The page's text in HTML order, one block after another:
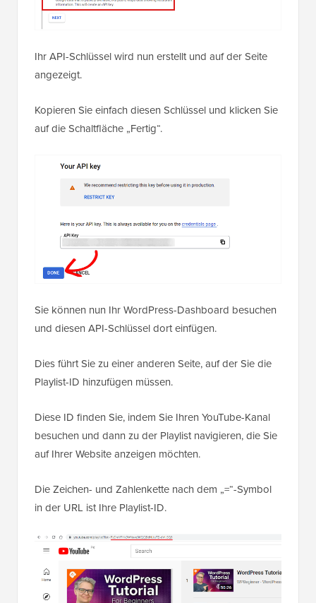
Ihr API-Schlüssel wird nun erstellt und auf der Seite
angezeigt.
Kopieren Sie einfach diesen Schlüssel und klicken Sie
auf die Schaltfläche „Fertig“.
Sie können nun Ihr WordPress-Dashboard besuchen
und diesen API-Schlüssel dort einfügen.
Dies führt Sie zu einer anderen Seite, auf der Sie die
Playlist-ID hinzufügen müssen.
Diese ID finden Sie, indem Sie Ihren YouTube-Kanal
besuchen und dann zu der Playlist navigieren, die Sie
auf Ihrer Website anzeigen möchten.
Die Zeichen- und Zahlenkette nach dem „=“-Symbol
in der URL ist Ihre Playlist-ID.